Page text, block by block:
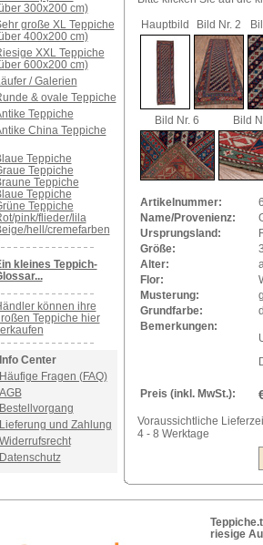
300x200 cm)
große XL Teppiche
400x200 cm)
XXL Teppiche
600x200 cm)
/ Galerien
& ovale Teppiche
Teppiche
China Teppiche
Teppiche
Teppiche
Teppiche
Teppiche
Teppiche
pink/flieder/lila
hell/cremefarben
kleines Teppich-
können ihre
Teppiche hier
Info Center
Häufige Fragen (FAQ)
AGB
Bestellvorgang
Lieferung und Zahlung
Widerrufsrecht
Datenschutz
Hauptbild
Bild Nr. 2
Bild Nr. 6 Bild
Artikelnummer:
Name/Provenienz:
Ursprungsland:
Größe:
Alter:
Flor:
Musterung:
Grundfarbe:
Bemerkungen:
Preis (inkl. MwSt.):
Voraussichtliche
4 - 8 Werktage
riesige